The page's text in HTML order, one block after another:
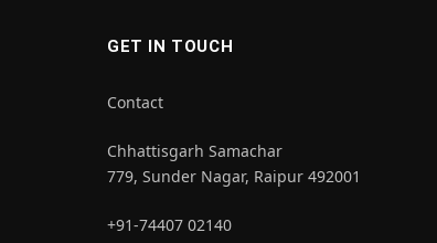
GET IN TOUCH
Contact
Chhattisgarh Samachar
779, Sunder Nagar, Raipur 492001
+91-74407 02140